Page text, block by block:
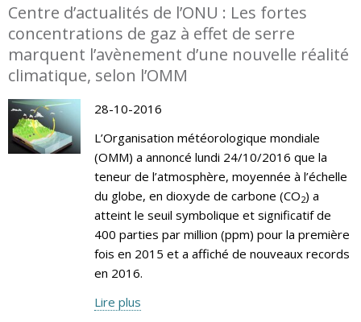
Centre d’actualités de l’ONU : Les fortes
concentrations de gaz à effet de serre
marquent l’avènement d’une nouvelle réalité
climatique, selon l’OMM
28-10-2016
L’Organisation météorologique mondiale
(OMM) a annoncé lundi 24/10/2016 que la
teneur de l’atmosphère, moyennée à l’échelle
du globe, en dioxyde de carbone (CO2) a
atteint le seuil symbolique et significatif de
400 parties par million (ppm) pour la première
fois en 2015 et a affiché de nouveaux records
en 2016.
Lire plus